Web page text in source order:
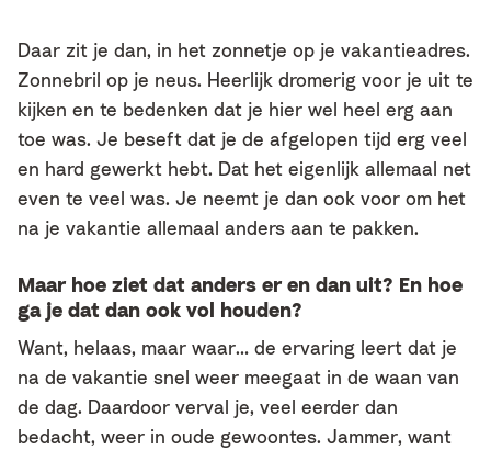
Daar zit je dan, in het zonnetje op je vakantieadres.
Zonnebril op je neus. Heerlijk dromerig voor je uit te
kijken en te bedenken dat je hier wel heel erg aan
toe was. Je beseft dat je de afgelopen tijd erg veel
en hard gewerkt hebt. Dat het eigenlijk allemaal net
even te veel was. Je neemt je dan ook voor om het
na je vakantie allemaal anders aan te pakken.
Maar hoe ziet dat anders er en dan uit? En hoe
ga je dat dan ook vol houden?
Want, helaas, maar waar… de ervaring leert dat je
na de vakantie snel weer meegaat in de waan van
de dag. Daardoor verval je, veel eerder dan
bedacht, weer in oude gewoontes. Jammer, want